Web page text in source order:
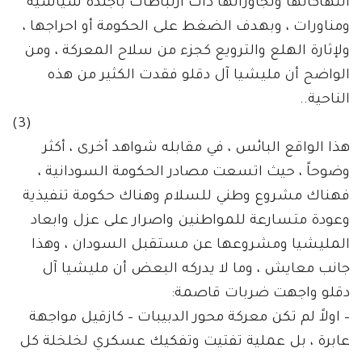
انتهاكاتها وتجاوزاتها ذات ارتباطات بأجندة سياسية
ومناورات ، وبهدف الضغط على الحكومة أو احراجها ،
ولإثارة الهلع والترويع كجزء من سلاح المعركة ، ومن
الواضح أن مليشيا آل دقلو فقدت الكثير من هذه
الناحية..
(3)
هذا الواقع البائس ، في مقابله شواهد أخرى ، أكثر
وضوحاً ، حيث اتسعت مصادر الحكومة السودانية ،
فهناك مشروع وطني للسلام وهناك حكومة تنفيذية
وعودة متسارعة للمواطنين واصرار على عزل وابعاد
المليشيا ومشروعها عن مستقبل السودان ، وهذا
جانب معايش ، وما لا يدركه البعض أن مليشيا آل
دقلو واجهت ضربات قاصمة:
– اولاً لم تكن معركة محور الدبيبات – كازقيل مواجهة
عابرة ، بل عملية تفتيت وتفكيك عسكري لخلخلة كل